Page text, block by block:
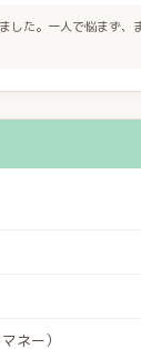
した。一人で悩まず、
ネー）